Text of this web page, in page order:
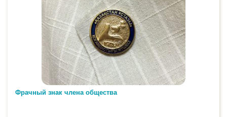
Фрачный знак члена общества